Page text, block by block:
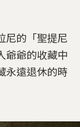
尼的「聖提尼
爺爺的收藏中
永遠退休的時